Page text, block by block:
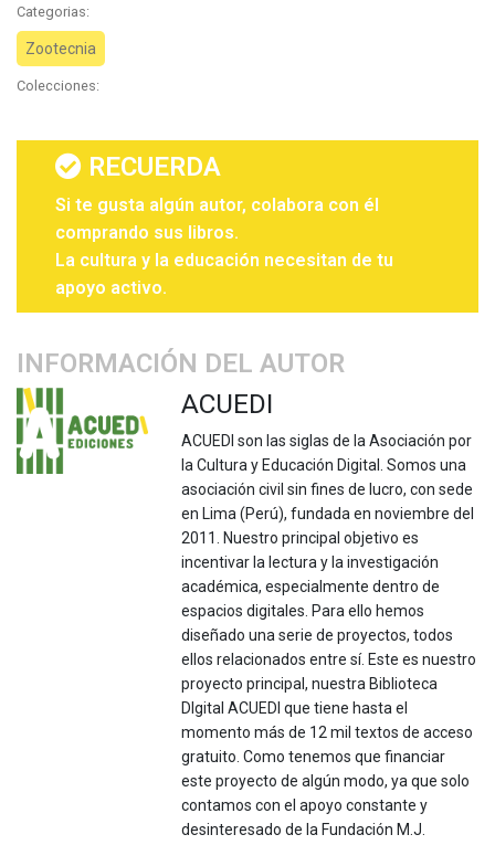
Categorias:
Zootecnia
Colecciones:
RECUERDA
Si te gusta algún autor, colabora con él
comprando sus libros.
La cultura y la educación necesitan de tu
apoyo activo.
INFORMACIÓN DEL AUTOR
ACUEDI
ACUEDI son las siglas de la Asociación por
la Cultura y Educación Digital. Somos una
asociación civil sin fines de lucro, con sede
en Lima (Perú), fundada en noviembre del
2011. Nuestro principal objetivo es
incentivar la lectura y la investigación
académica, especialmente dentro de
espacios digitales. Para ello hemos
diseñado una serie de proyectos, todos
ellos relacionados entre sí. Este es nuestro
proyecto principal, nuestra Biblioteca
DIgital ACUEDI que tiene hasta el
momento más de 12 mil textos de acceso
gratuito. Como tenemos que financiar
este proyecto de algún modo, ya que solo
contamos con el apoyo constante y
desinteresado de la Fundación M.J.